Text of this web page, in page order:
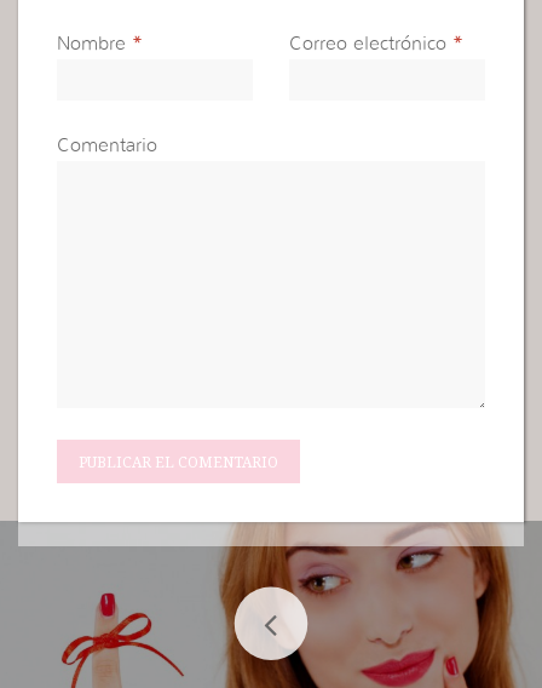
Nombre * Correo electrónico *
Comentario